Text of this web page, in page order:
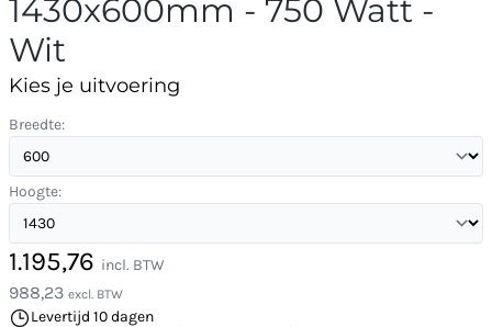
1430x600mm - 750 Watt -
Wit
Kies je uitvoering
Breedte:
Hoogte:
1.195,76 incl. BTW
988,23 excl. BTW
Levertijd 10 dagen